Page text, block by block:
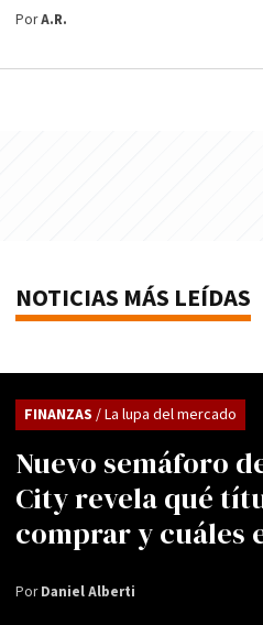
PorA.R.
NOTICIAS MÁS LEÍDAS
Nuevo semáforo
City revela qué
comprar y cuáles
FINANZAS / La lupa del mercado
PorDaniel Alberti